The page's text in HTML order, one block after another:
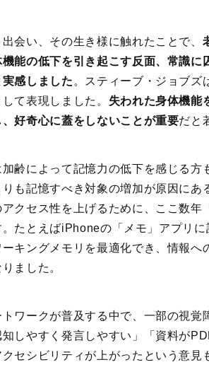
会い、その生き様に触れたことで、
能の低下を引き起こす反面、常識に
感しました 。スティーブ・ジョブズ
て表現しました。 失われた身体機能
好奇心に蓋をしないことが重要だと
齢によって記憶力の低下を感じる
も記憶すべき対象の増加が原因に
クセス性を上げるために、ここ数
たとえばiPhoneの「メモ」アプリ
ーキングメモリを最適化でき、情報
ました。
トワークが普及する中で、一部の視
しやすく発言しやすい」「資料が
セシビリティが上がったという意見